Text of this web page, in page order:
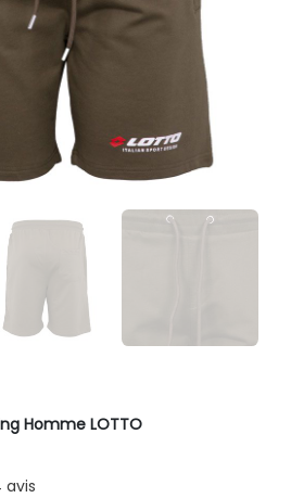
Homme LOTTO
avis